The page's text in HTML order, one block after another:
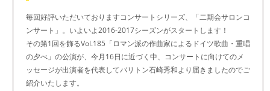
毎回好評いただいておりますコンサートシリーズ、「二期会サロンコ
ンサート」。いよいよ2016-2017シーズンがスタートします！
その第1回を飾るVol.185「ロマン派の作曲家によるドイツ歌曲・重唱
の夕べ」の公演が、今月16日に近づく中、コンサートに向けてのメ
ッセージが出演者を代表してバリトン石崎秀和より届きましたのでご
紹介いたします。